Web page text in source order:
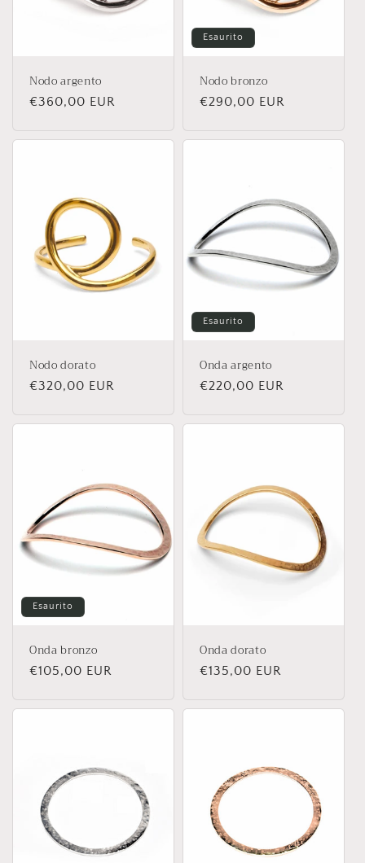
Nodo argento
Prezzo
listino
€360,00 EUR
Esaurito
Nodo bronzo
Prezzo
listino
€290,00 EUR
Nodo dorato
Prezzo
listino
€320,00 EUR
Esaurito
Onda argento
Prezzo
listino
€220,00 EUR
Esaurito
Onda bronzo
Prezzo
listino
€105,00 EUR
Onda dorato
Prezzo
listino
€135,00 EUR